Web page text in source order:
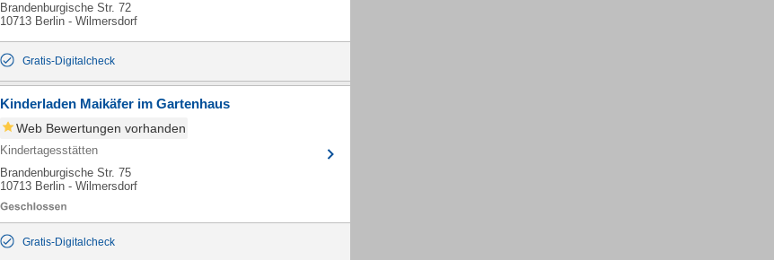
Brandenburgische Str. 72
10713 Berlin - Wilmersdorf
Gratis-Digitalcheck
Kinderladen Maikäfer im Gartenhaus
Web Bewertungen vorhanden
Kindertagesstätten
Brandenburgische Str. 75
10713 Berlin - Wilmersdorf
Gratis-Digitalcheck